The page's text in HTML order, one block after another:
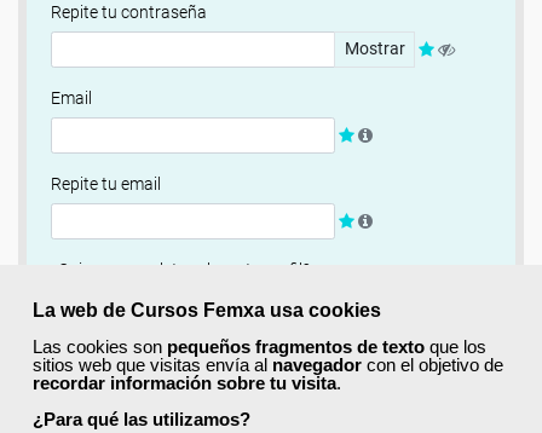
La web de Cursos Femxa usa cookies
Las cookies son pequeños fragmentos de texto que los
sitios web que visitas envía al navegador con el objetivo de
recordar información sobre tu visita.
¿Para qué las utilizamos?
Repite tu contraseña
Mostrar
Email
Repite tu email
¿Quieres completar ahora tu perfil?
Si
No, completaré mi perfil más adelante
Newsletter
Si, quiero recibir información sobre cursos, ofertas
exclusivas y recursos para el aprendizaje.